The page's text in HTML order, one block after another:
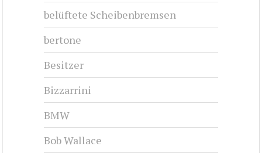
belüftete Scheibenbremsen
bertone
Besitzer
Bizzarrini
BMW
Bob Wallace